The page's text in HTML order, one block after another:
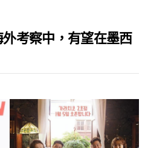
考察中，有望在墨西